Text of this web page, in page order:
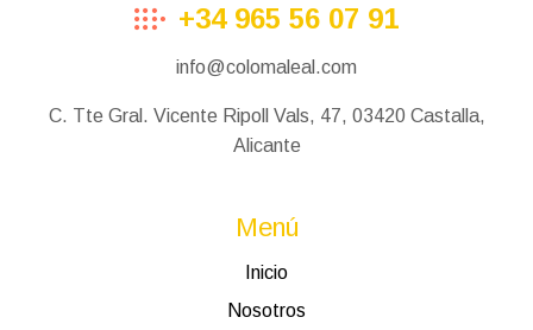
+34 965 56 07 91
info@colomaleal.com
C. Tte Gral. Vicente Ripoll Vals, 47, 03420 Castalla,
Alicante
Menú
Inicio
Nosotros